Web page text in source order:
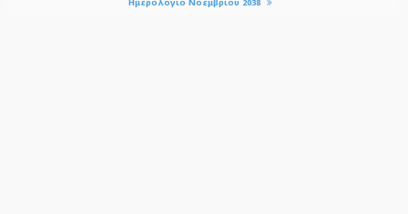
Ημερολόγιο Νοεμβρίου 2038